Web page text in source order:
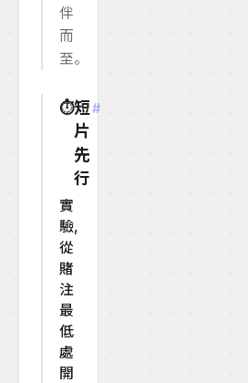
伴
而
至。
⏱️短
片
先
行
#
實
驗,
從
賭
注
最
低
處
開